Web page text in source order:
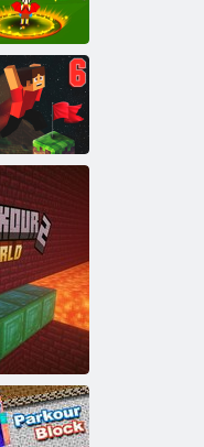
Parkour
Obby
Parkour
Parkour
6